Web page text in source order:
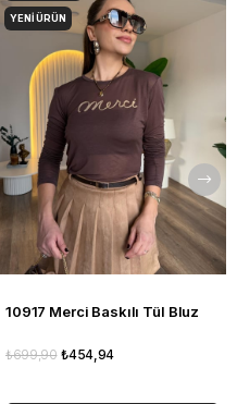
10917 Merci Baskılı Tül Bluz
₺454,94
₺699,90
YENI ÜRÜN